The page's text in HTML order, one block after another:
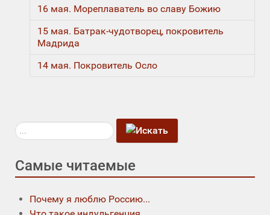
16 мая. Мореплаватель во славу Божию
15 мая. Батрак-чудотворец, покровитель
Мадрида
14 мая. Покровитель Осло
Искать...
Самые читаемые
Почему я люблю Россию...